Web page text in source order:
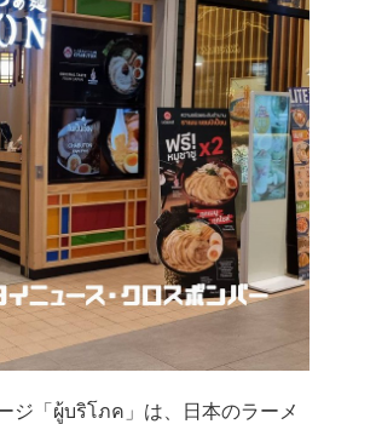
ジ「ผู้บริโภค」は、日本のラーメ